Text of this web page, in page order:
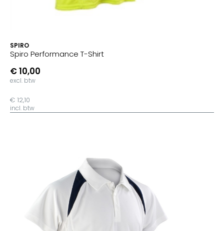
SPIRO
Spiro Performance T-Shirt
€ 10,00
excl. btw
€ 12,10
incl. btw